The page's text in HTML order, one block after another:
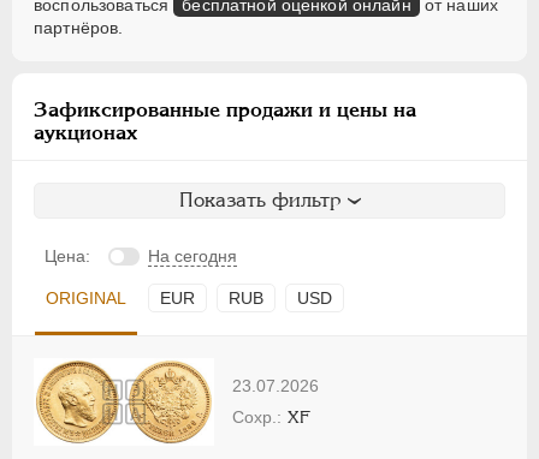
воспользоваться бесплатной оценкой онлайн от наших
партнёров.
Зафиксированные продажи и цены на
аукционах
Показать фильтр
Цена: На сегодня
ORIGINAL EUR RUB USD
23.07.2026
XF